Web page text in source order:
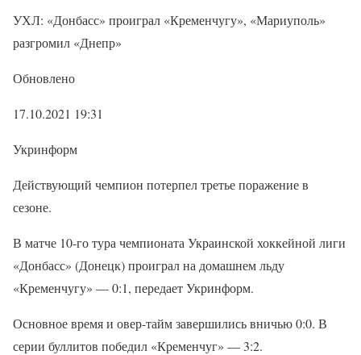
УХЛ: «Донбасс» проиграл «Кременчугу», «Мариуполь»
разгромил «Днепр»
Обновлено
17.10.2021 19:31
Укринформ
Действующий чемпион потерпел третье поражение в
сезоне.
В матче 10-го тура чемпионата Украинской хоккейной лиги
«Донбасс» (Донецк) проиграл на домашнем льду
«Кременчугу» — 0:1, передает Укринформ.
Основное время и овер-тайм завершились вничью 0:0. В
серии буллитов победил «Кременчуг» — 3:2.